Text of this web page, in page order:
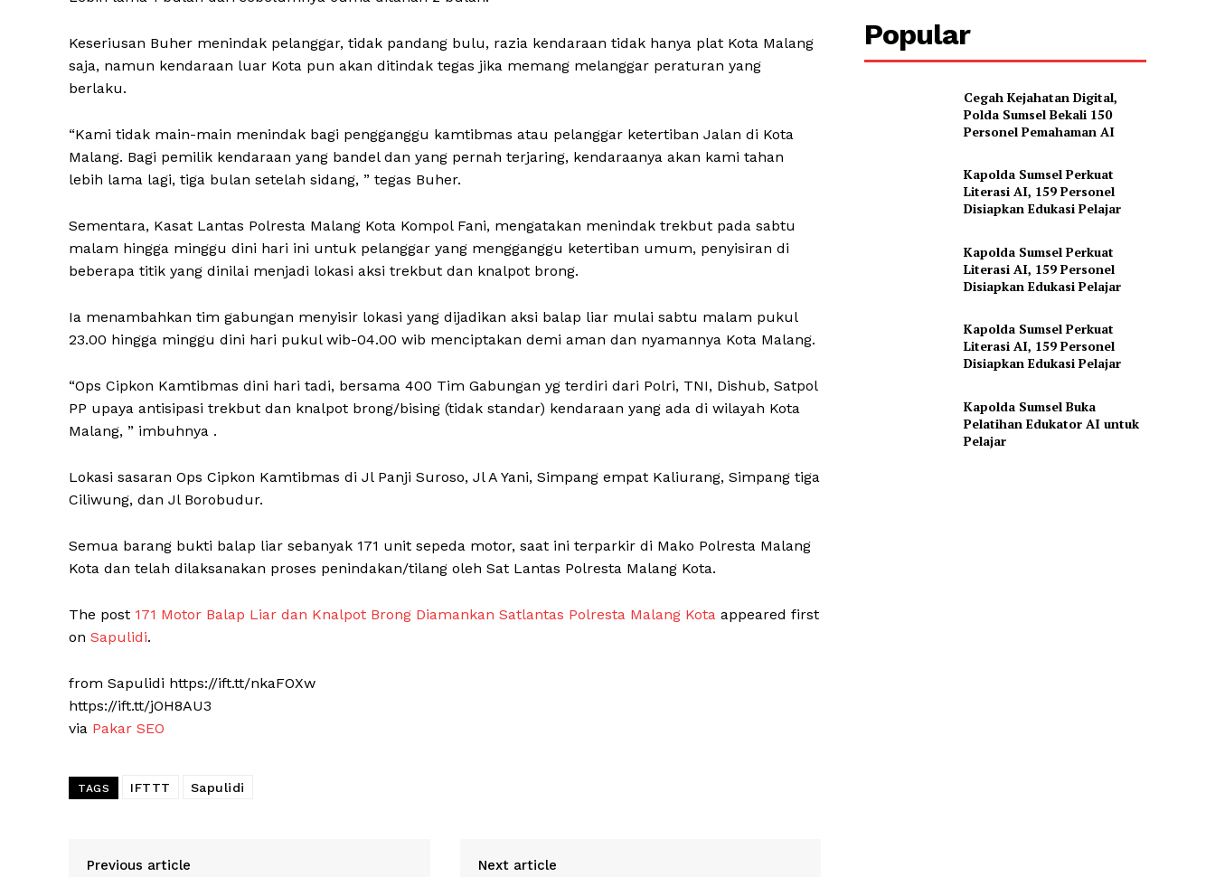
News Week
Magazine PRO
Company
Contact us
Subscription Plans
My account
Klinik Gigi terbaik
Keseriusan Buher menindak pelanggar, tidak pandang bulu, razia kendaraan tidak hanya plat Kota Malang
saja, namun kendaraan luar Kota pun akan ditindak tegas jika memang melanggar peraturan yang
berlaku.
“Kami tidak main-main menindak bagi pengganggu kamtibmas atau pelanggar ketertiban Jalan di Kota
Malang. Bagi pemilik kendaraan yang bandel dan yang pernah terjaring, kendaraanya akan kami tahan
lebih lama lagi, tiga bulan setelah sidang, ” tegas Buher.
Sementara, Kasat Lantas Polresta Malang Kota Kompol Fani, mengatakan menindak trekbut pada sabtu
malam hingga minggu dini hari ini untuk pelanggar yang mengganggu ketertiban umum, penyisiran di
beberapa titik yang dinilai menjadi lokasi aksi trekbut dan knalpot brong.
Ia menambahkan tim gabungan menyisir lokasi yang dijadikan aksi balap liar mulai sabtu malam pukul
23.00 hingga minggu dini hari pukul wib-04.00 wib menciptakan demi aman dan nyamannya Kota Malang.
“Ops Cipkon Kamtibmas dini hari tadi, bersama 400 Tim Gabungan yg terdiri dari Polri, TNI, Dishub, Satpol
PP upaya antisipasi trekbut dan knalpot brong/bising (tidak standar) kendaraan yang ada di wilayah Kota
Malang, ” imbuhnya .
Lokasi sasaran Ops Cipkon Kamtibmas di Jl Panji Suroso, Jl A Yani, Simpang empat Kaliurang, Simpang tiga
Ciliwung, dan Jl Borobudur.
Semua barang bukti balap liar sebanyak 171 unit sepeda motor, saat ini terparkir di Mako Polresta Malang
Kota dan telah dilaksanakan proses penindakan/tilang oleh Sat Lantas Polresta Malang Kota.
The post 171 Motor Balap Liar dan Knalpot Brong Diamankan Satlantas Polresta Malang Kota appeared first
on Sapulidi.
from Sapulidi https://ift.tt/nkaFOXw
https://ift.tt/jOH8AU3
via Pakar SEO
TAGS IFTTT Sapulidi
Previous article Next article
Popular
Cegah Kejahatan Digital,
Polda Sumsel Bekali 150
Personel Pemahaman AI
Kapolda Sumsel Perkuat
Literasi AI, 159 Personel
Disiapkan Edukasi Pelajar
Kapolda Sumsel Perkuat
Literasi AI, 159 Personel
Disiapkan Edukasi Pelajar
Kapolda Sumsel Perkuat
Literasi AI, 159 Personel
Disiapkan Edukasi Pelajar
Kapolda Sumsel Buka
Pelatihan Edukator AI untuk
Pelajar